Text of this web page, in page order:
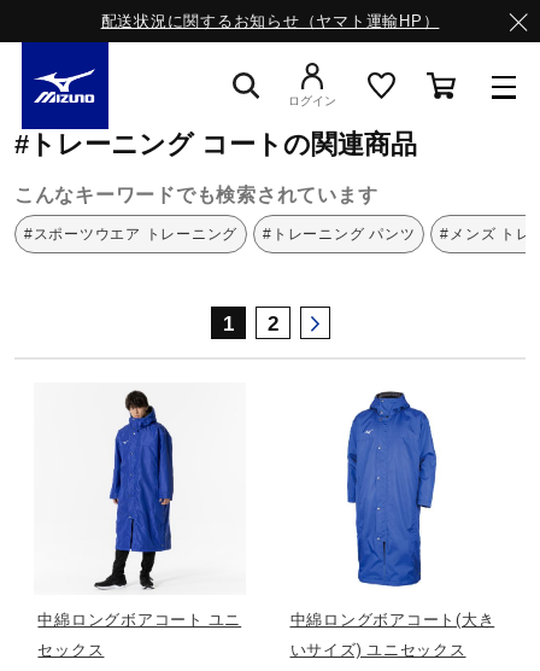
配送状況に関するお知らせ（ヤマト運輸HP）
ライフスタイルウエア
サッカー／フットサル
トレーニング
野球
ログイン
ミズノ公式オンライン コート
#トレーニング コートの関連商品
こんなキーワードでも検索されています
#スポーツウエア トレーニング #トレーニング パンツ #メンズ トレ
1 2
中綿ロングボアコート ユニ
セックス
中綿ロングボアコート(大き
いサイズ) ユニセックス